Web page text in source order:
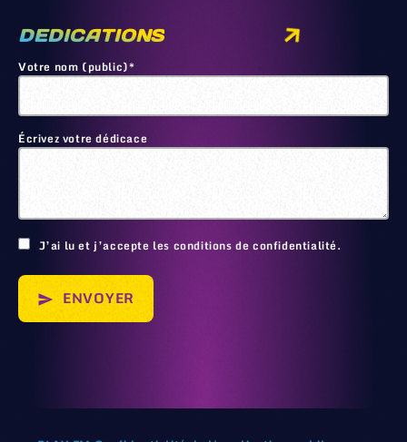
DEDICATIONS
Votre nom (public)*
Écrivez votre dédicace
J’ai lu et j’accepte les conditions de confidentialité.
send ENVOYER